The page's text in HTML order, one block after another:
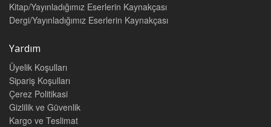
Kitap/Yayınladığımız Eserlerin Kaynakçası
Dergi/Yayınladığımız Eserlerin Kaynakçası
Yardım
Üyelik Koşulları
Sipariş Koşulları
Çerez Politikasi
Gizlilik ve Güvenlik
Kargo ve Teslimat